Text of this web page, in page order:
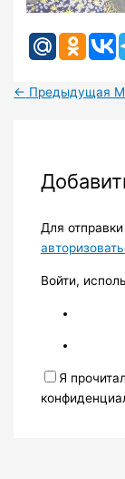
← Предыдущая
Для
Войти,
Я